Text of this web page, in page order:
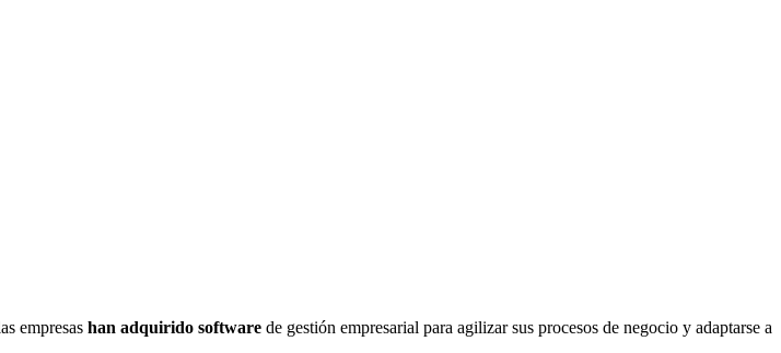
empresas han adquirido software de gestión empresarial para agilizar sus procesos de negocio y adaptarse a